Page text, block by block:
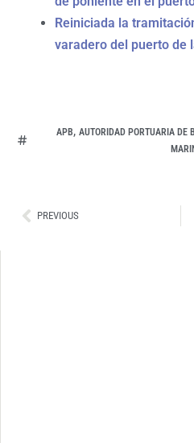
Reiniciada la
varadero del puerto de
APB, AUTORIDAD PORTUARIA DE
AntPREVIOUS